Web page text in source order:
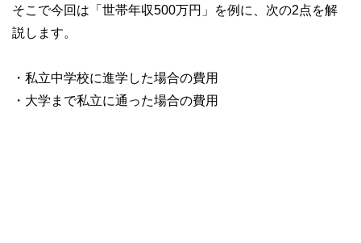
そこで今回は「世帯年収500万円」を例に、次の2点を解
説します。
・私立中学校に進学した場合の費用
・大学まで私立に通った場合の費用